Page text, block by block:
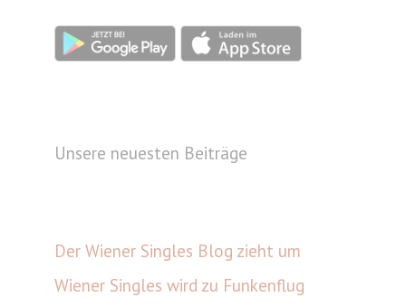
Unsere neuesten Beiträge
Der Wiener Singles Blog zieht um
Wiener Singles wird zu Funkenflug